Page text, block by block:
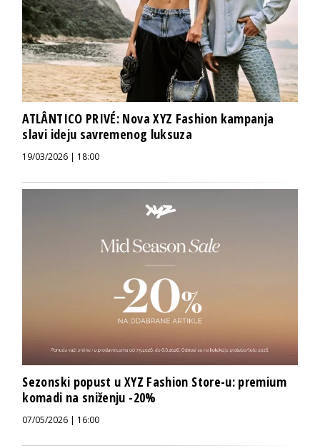
ATLÂNTICO PRIVÉ: Nova XYZ Fashion kampanja
slavi ideju savremenog luksuza
19/03/2026 | 18:00
Sezonski popust u XYZ Fashion Store-u: premium
komadi na sniženju -20%
07/05/2026 | 16:00